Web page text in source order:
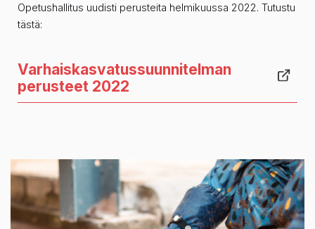
Opetushallitus uudisti perusteita helmikuussa 2022. Tutustu
tästä:
Varhaiskasvatussuunnitelman
perusteet 2022